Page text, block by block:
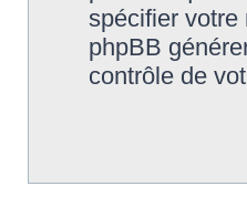
spécifier votre
phpBB
contrôle de